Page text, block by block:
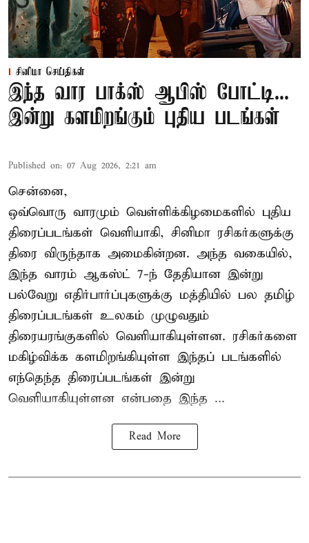
சினிமா செய்திகள்
இந்த வார பாக்ஸ் ஆபிஸ் போட்டி...
இன்று களமிறங்கும் புதிய படங்கள்
Published on: 07 Aug 2026, 2:21 am
சென்னை,
ஒவ்வொரு வாரமும் வெள்ளிக்கிழமைகளில் புதிய
திரைப்படங்கள் வெளியாகி, சினிமா ரசிகர்களுக்கு
திரை விருந்தாக அமைகின்றன. அந்த வகையில்,
இந்த வாரம் ஆகஸ்ட் 7-ந் தேதியான இன்று
பல்வேறு எதிர்பார்ப்புகளுக்கு மத்தியில் பல தமிழ்
திரைப்படங்கள் உலகம் முழுவதும்
திரையரங்குகளில் வெளியாகியுள்ளன. ரசிகர்களை
மகிழ்விக்க களமிறங்கியுள்ள இந்தப் படங்களில்
எந்தெந்த திரைப்படங்கள் இன்று
வெளியாகியுள்ளன என்பதை இந்த ...
Read More